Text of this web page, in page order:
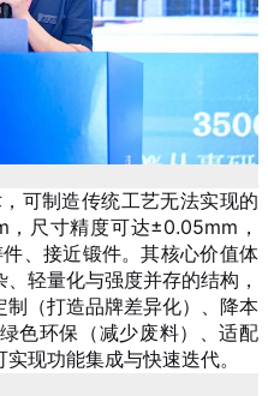
可制造传统工艺无法实现的
尺寸精度可达±0.05mm，
、接近锻件。其核心价值体
轻量化与强度并存的结构，
（打造品牌差异化）、降本
色环保（减少废料）、适配
实现功能集成与快速迭代。